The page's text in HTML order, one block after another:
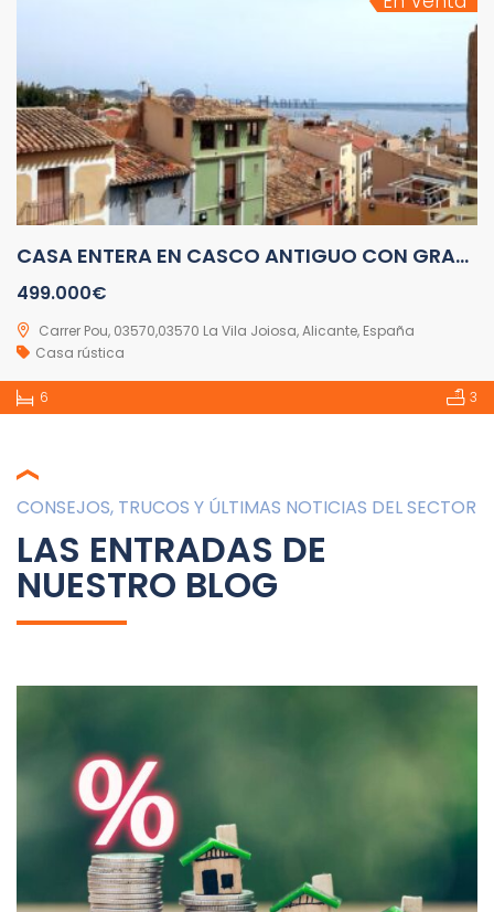
CASA ENTERA EN CASCO ANTIGUO CON GRAN PATIO Y VISTAS A REFORMAR
499.000€
Carrer Pou, 03570,03570 La Vila Joiosa, Alicante, España
Casa rústica
6 3
CONSEJOS, TRUCOS Y ÚLTIMAS NOTICIAS DEL SECTOR
LAS ENTRADAS DE
NUESTRO BLOG